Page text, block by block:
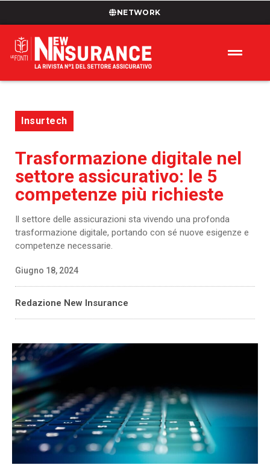
NETWORK
Insurtech
Trasformazione digitale nel
settore assicurativo: le 5
competenze più richieste
Il settore delle assicurazioni sta vivendo una profonda
trasformazione digitale, portando con sé nuove esigenze e
competenze necessarie.
Giugno 18, 2024
Redazione New Insurance